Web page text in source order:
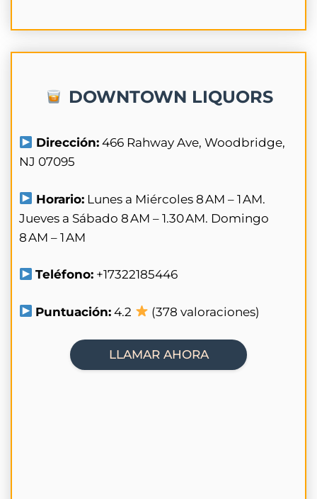
DOWNTOWN LIQUORS
Dirección: 466 Rahway Ave, Woodbridge,
NJ 07095
Horario: Lunes a Miércoles 8 AM – 1 AM.
Jueves a Sábado 8 AM – 1.30 AM. Domingo
8 AM – 1 AM
Teléfono: +17322185446
Puntuación: 4.2 (378 valoraciones)
LLAMAR AHORA